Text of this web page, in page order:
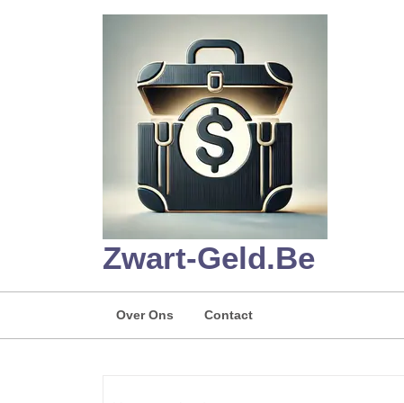
Zwart-Geld.be
Over Ons Contact